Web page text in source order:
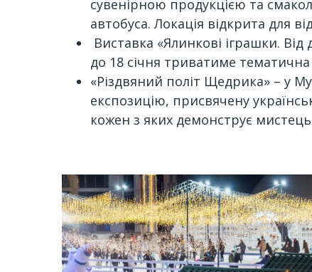
сувенірною продукцією та
автобуса. Локація відкрита для
Виставка «Ялинкові іграшки.
до 18 січня триватиме
«Різдвяний політ Щедрика» – у
експозицію, присвячену
кожен з яких демонструє